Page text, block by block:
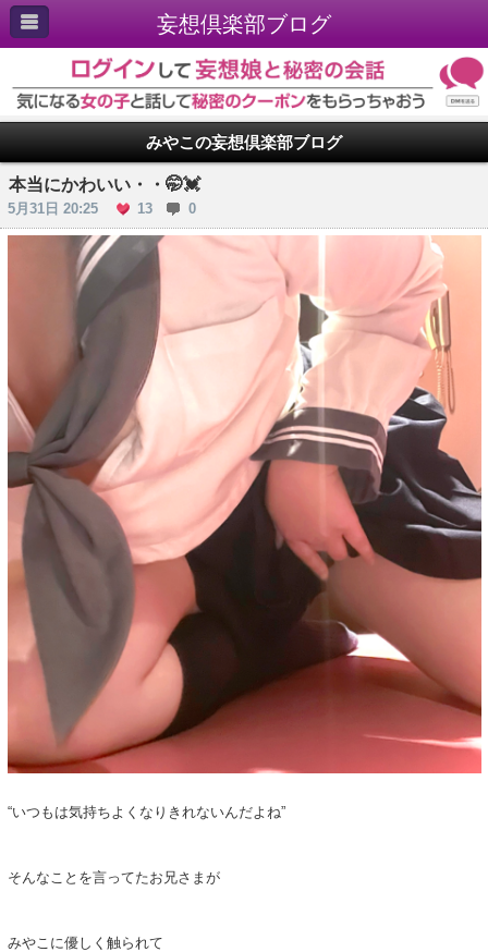
妄想倶楽部ブログ
みやこの妄想倶楽部ブログ
本当にかわいい・・🤭💓
5月31日 20:25 13 0
“いつもは気持ちよくなりきれないんだよね”
そんなことを言ってたお兄さまが
みやこに優しく触られて